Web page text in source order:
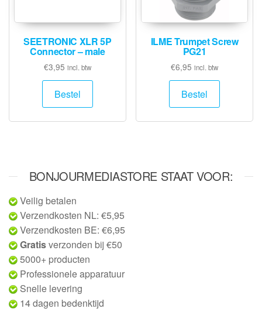
SEETRONIC XLR 5P
Connector – male
€3,95 incl. btw
Bestel
ILME Trumpet Screw
PG21
€6,95 incl. btw
Bestel
BONJOURMEDIASTORE STAAT VOOR:
Veilig betalen
Verzendkosten NL: €5,95
Verzendkosten BE: €6,95
Gratisverzonden bij €50
5000+ producten
Professionele apparatuur
Snelle levering
14 dagen bedenktijd